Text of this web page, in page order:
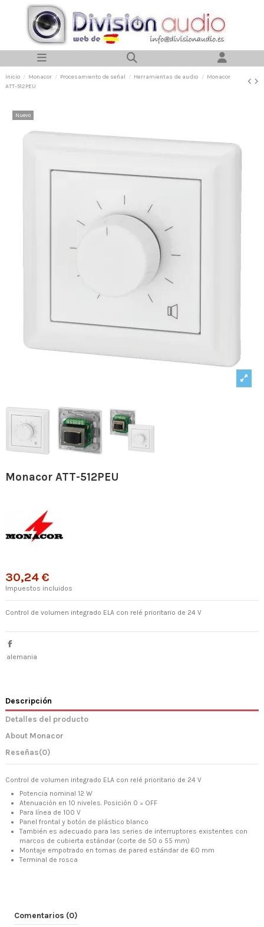
Inicio Monacor Procesamiento de señal Herramientas de audio
Monacor
ATT-512PEU
Nuevo
Monacor ATT-512PEU
30,24 €
Impuestos incluidos
Control de volumen integrado ELA con relé prioritario de 24 V
alemania
Descripción
Detalles del producto
About Monacor
Reseñas(0)
Control de volumen integrado ELA con relé prioritario de 24 V
Potencia nominal 12 W
Atenuación en 10 niveles. Posición 0 = OFF
Para línea de 100 V
Panel frontal y botón de plástico blanco
También es adecuado para las series de interruptores existentes con
marcos de cubierta estándar (corte de 50 o 55 mm)
Montaje empotrado en tomas de pared estándar de 60 mm
Terminal de rosca
Comentarios (0)